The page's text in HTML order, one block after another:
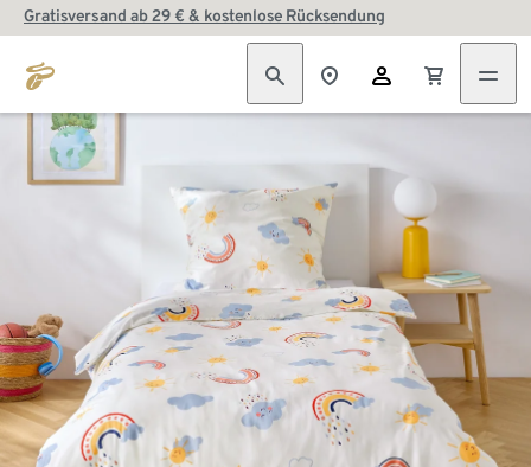
Gratisversand ab 29 € & kostenlose Rücksendung